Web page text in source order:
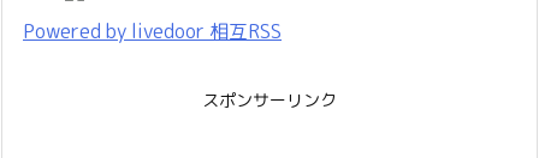
Powered by livedoor 相互RSS
スポンサーリンク